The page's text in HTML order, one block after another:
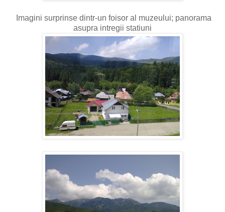
Imagini surprinse dintr-un foisor al muzeului; panorama
asupra intregii statiuni